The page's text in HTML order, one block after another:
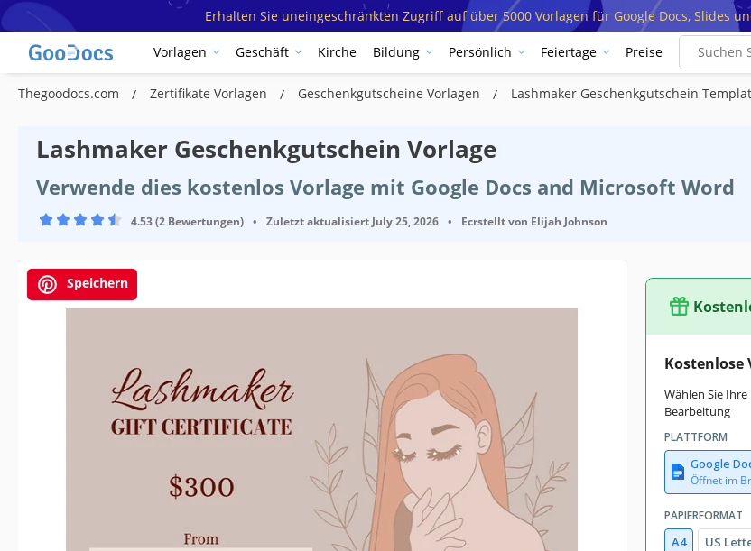
Erhalten Sie uneingeschränkten Zugriff auf über 5000 Vorlagen für Google Docs, Slides
Vorlagen Geschäft Kirche Bildung Persönlich Feiertage Preise
Thegoodocs.com Zertifikate Vorlagen Geschenkgutscheine Vorlagen Lashmaker Geschenkgutschein
Lashmaker Geschenkgutschein Vorlage
Verwende dies kostenlos Vorlage mit Google Docs and Microsoft Word
4.53 (2 Bewertungen) • Zuletzt aktualisiert July 25, 2026 • Ecrstellt von Elijah Johnson
Speichern
Kostenlose
Wählen Sie
Bearbeitung
PLATTFORM
Google
Öffnet im
PAPIERFORMAT
A4 US